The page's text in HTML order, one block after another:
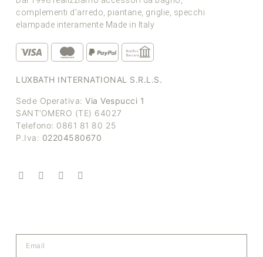
complementi d’arredo, piantane, griglie, specchi
elampade interamente Made in Italy
LUXBATH INTERNATIONAL S.R.L.S.
Sede Operativa: Via Vespucci 1
SANT’OMERO (TE) 64027
Telefono: 0861 81 80 25
P.Iva: 02204580670